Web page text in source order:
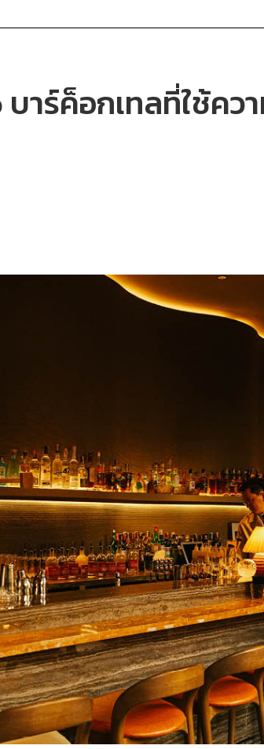
าร์ค็อกเทลที่ใช้คว